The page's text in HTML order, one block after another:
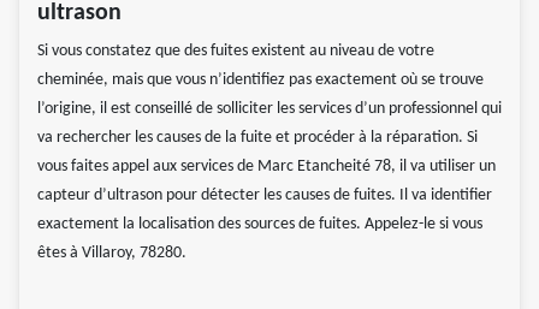
ultrason
Si vous constatez que des fuites existent au niveau de votre
cheminée, mais que vous n’identifiez pas exactement où se trouve
l’origine, il est conseillé de solliciter les services d’un professionnel qui
va rechercher les causes de la fuite et procéder à la réparation. Si
vous faites appel aux services de Marc Etancheité 78, il va utiliser un
capteur d’ultrason pour détecter les causes de fuites. Il va identifier
exactement la localisation des sources de fuites. Appelez-le si vous
êtes à Villaroy, 78280.